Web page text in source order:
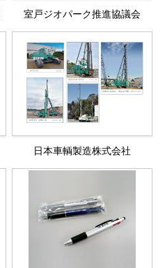
室戸ジオパーク推進協議会
日本車輌製造株式会社